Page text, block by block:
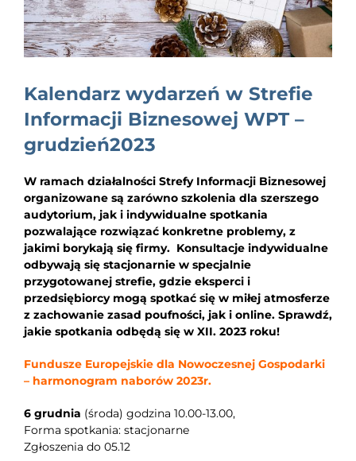
EDUKACJA
NEWS
KONTAKT
Kalendarz wydarzeń w Strefie
Informacji Biznesowej WPT –
grudzień2023
W ramach działalności Strefy Informacji Biznesowej
organizowane są zarówno szkolenia dla szerszego
audytorium, jak i indywidualne spotkania
pozwalające rozwiązać konkretne problemy, z
jakimi borykają się firmy. Konsultacje indywidualne
odbywają się stacjonarnie w specjalnie
przygotowanej strefie, gdzie eksperci i
przedsiębiorcy mogą spotkać się w miłej atmosferze
z zachowanie zasad poufności, jak i online. Sprawdź,
jakie spotkania odbędą się w XII. 2023 roku!
Fundusze Europejskie dla Nowoczesnej Gospodarki
– harmonogram naborów 2023r.
6 grudnia (środa) godzina 10.00-13.00,
Forma spotkania: stacjonarne
Zgłoszenia do 05.12